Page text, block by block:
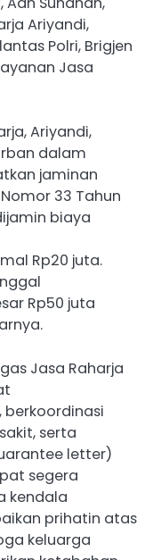
Ariyandi,
Polri, Brigjen
Jasa
Ariyandi,
dalam
jaminan
33 Tahun
biaya
Rp20 juta.
Rp50 juta
Jasa Raharja
serta
letter)
segera
kendala
prihatin atas
keluarga